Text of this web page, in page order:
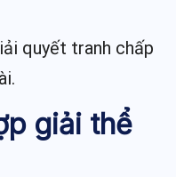
quyết tranh chấp
giải thể